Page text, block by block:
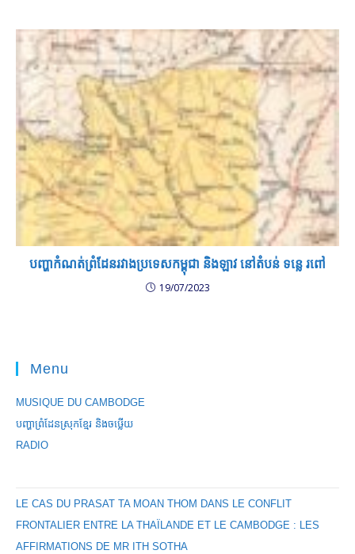
បញ្ហាកំណត់ព្រំដែនរវាងប្រទេសកម្ពុជា និងឡាវ នៅតំបន់ ទន្លេ រពៅ
19/07/2023
Menu
MUSIQUE DU CAMBODGE
បញ្ហាព្រំដែនស្រុកខ្មែរ និងចឞ្លើយ
RADIO
LE CAS DU PRASAT TA MOAN THOM DANS LE CONFLIT
FRONTALIER ENTRE LA THAÏLANDE ET LE CAMBODGE : LES
AFFIRMATIONS DE MR ITH SOTHA